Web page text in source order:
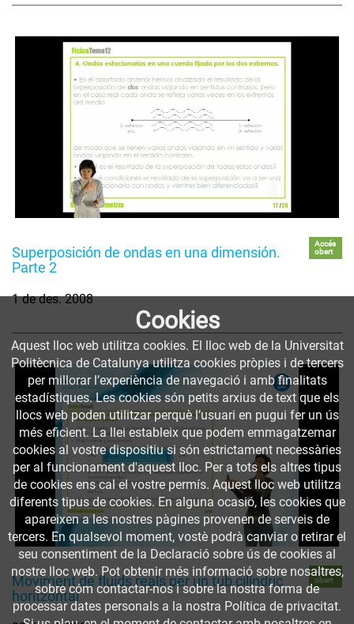
Superposición de ondas en una dimensión.
Parte 2
Accés
obert
1 de des. 2008
Moviment de fluids reals per un tub cilíndric
horitzontal
Accés
obert
Cookies
Aquest lloc web utilitza cookies. El lloc web de la Universitat
Politècnica de Catalunya utilitza cookies pròpies i de tercers
per millorar l’experiència de navegació i amb finalitats
estadístiques. Les cookies són petits arxius de text que els
llocs web poden utilitzar perquè l’usuari en pugui fer un ús
més eficient. La llei estableix que podem emmagatzemar
cookies al vostre dispositiu si són estrictament necessàries
per al funcionament d'aquest lloc. Per a tots els altres tipus
de cookies ens cal el vostre permís. Aquest lloc web utilitza
diferents tipus de cookies. En alguna ocasió, les cookies que
apareixen a les nostres pàgines provenen de serveis de
tercers. En qualsevol moment, vostè podrà canviar o retirar el
seu consentiment de la Declaració sobre ús de cookies al
nostre lloc web. Pot obtenir més informació sobre nosaltres,
sobre cóm contactar-nos i sobre la nostra forma de
processar dates personals a la nostra Política de privacitat.